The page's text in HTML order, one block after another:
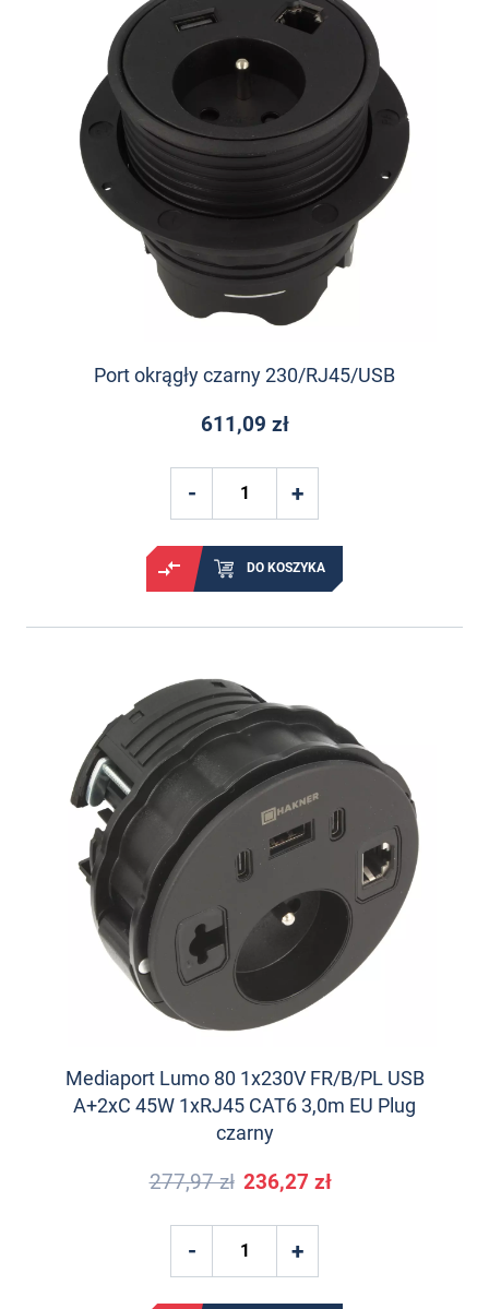
Port okrągły czarny 230/RJ45/USB
611,09 zł
DO KOSZYKA
Mediaport Lumo 80 1x230V FR/B/PL USB
A+2xC 45W 1xRJ45 CAT6 3,0m EU Plug
czarny
277,97 zł 236,27 zł